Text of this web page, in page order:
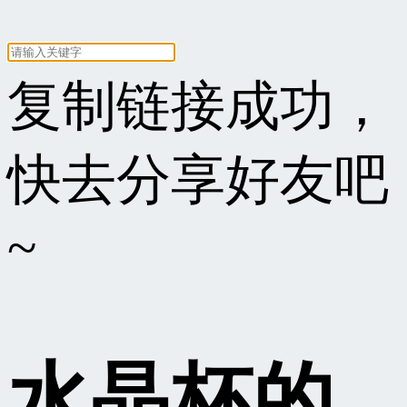
复制链接成功，
快去分享好友吧
~